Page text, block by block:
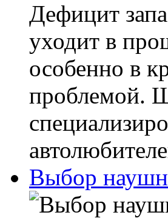
Дефицит
уходит в
особенно в
проблемой.
Выбор